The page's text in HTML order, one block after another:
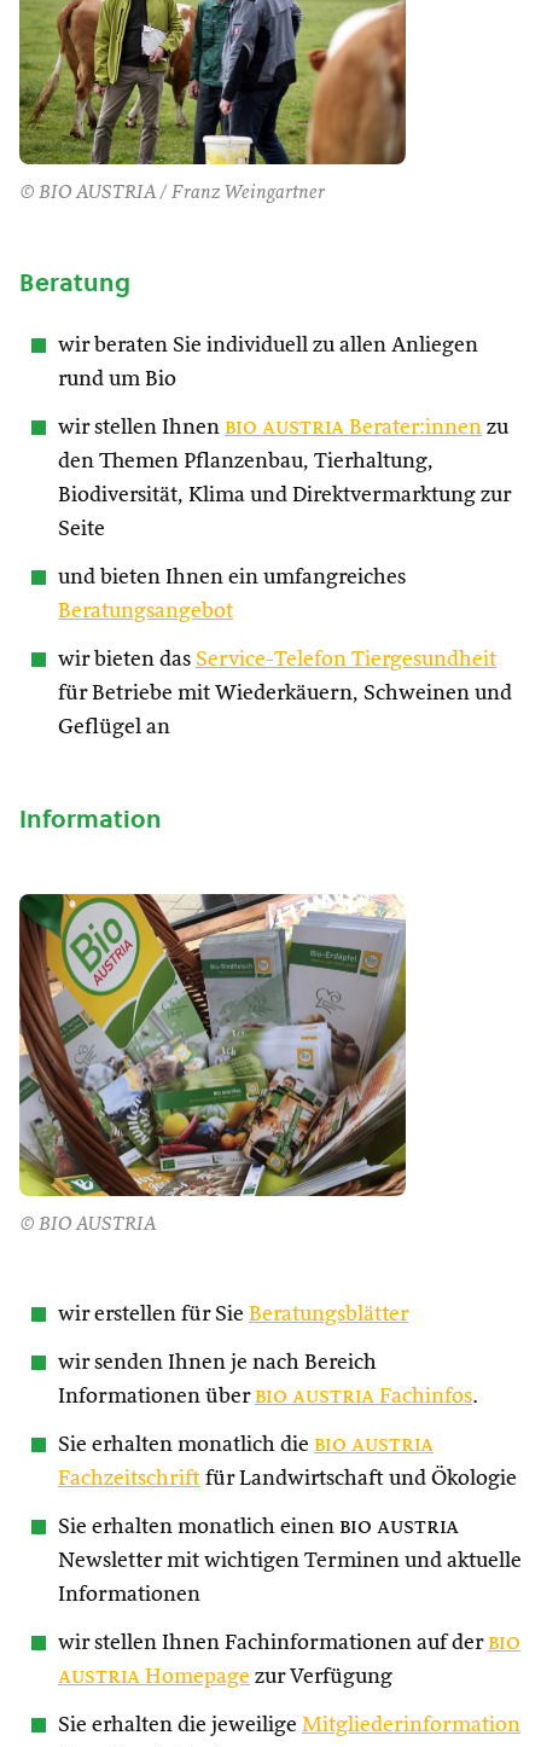
© BIO AUSTRIA / Franz Weingartner
Beratung
wir beraten Sie individuell zu allen Anliegen
rund um Bio
wir stellen Ihnen bio austria Berater:innen zu
den Themen Pflanzenbau, Tierhaltung,
Biodiversität, Klima und Direktvermarktung zur
Seite
und bieten Ihnen ein umfangreiches
Beratungsangebot
wir bieten das Service-Telefon Tiergesundheit
für Betriebe mit Wiederkäuern, Schweinen und
Geflügel an
Information
© BIO AUSTRIA
wir erstellen für Sie Beratungsblätter
wir senden Ihnen je nach Bereich
Informationen über bio austria Fachinfos.
Sie erhalten monatlich die bio austria
Fachzeitschrift für Landwirtschaft und Ökologie
Sie erhalten monatlich einen bio austria
Newsletter mit wichtigen Terminen und aktuelle
Informationen
wir stellen Ihnen Fachinformationen auf der bio
austria Homepage zur Verfügung
Sie erhalten die jeweilige Mitgliederinformation